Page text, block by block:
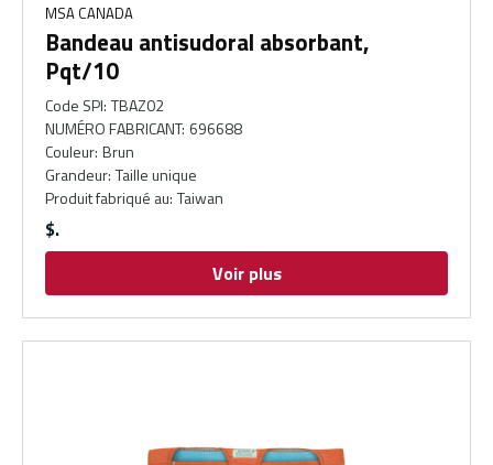
MSA CANADA
Bandeau antisudoral absorbant,
Pqt/10
Code SPI: TBAZ02
NUMÉRO FABRICANT: 696688
Couleur: Brun
Grandeur: Taille unique
Produit fabriqué au: Taiwan
$
Voir plus